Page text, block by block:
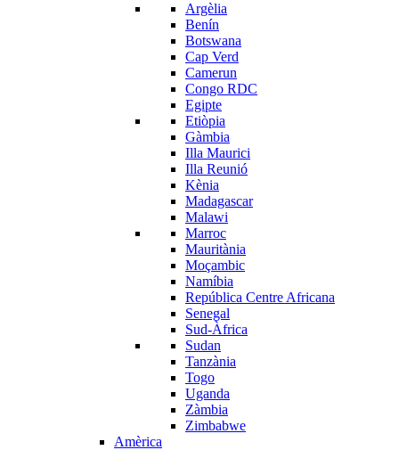
Argèlia
Benín
Botswana
Cap Verd
Camerun
Congo RDC
Egipte
Etiòpia
Gàmbia
Illa Maurici
Illa Reunió
Kènia
Madagascar
Malawi
Marroc
Mauritània
Moçambic
Namíbia
República Centre Africana
Senegal
Sud-Àfrica
Sudan
Tanzània
Togo
Uganda
Zàmbia
Zimbabwe
Amèrica